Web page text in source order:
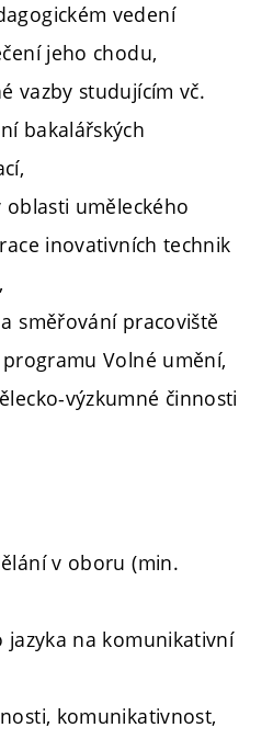
vedení
jeho chodu,
vazby studujícím vč.
bakalářských
uměleckého
inovativních technik
směřování pracoviště
Volné umění,
výzkumné činnosti
v oboru (min.
jazyka na komunikativní
komunikativnost,